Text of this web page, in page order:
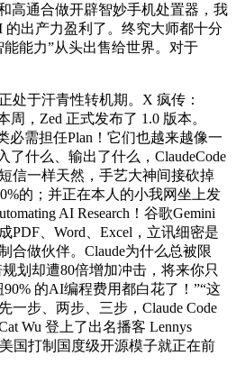
高通合做开辟智妙手机处置器，我
出产力盈利了。终究大师都十分
能力”从头出售给世界。对于
于汗青性转机期。X 疯传：
周，Zed 正式发布了 1.0 版本。
必需担任Plan！它们也越来越像一
了什么、输出了什么，ClaudeCode
信一样天然，手艺大神间接砍掉
的；并正在本人的小我网坐上发
AI Research！谷歌Gemini
PDF、Word、Excel，立讯细密是
合做伙伴。Claude为什么总被限
划却遭80倍增加冲击，将来你只
的AI编程费用都白花了！”“这
一步、两步、三步，Claude Code
Wu 登上了出名播客 Lennys
国打制国度级开源模子就正在前